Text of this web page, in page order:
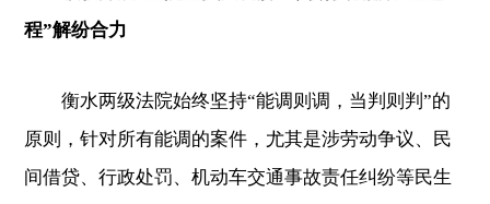
程”解纷合力
衡水两级法院始终坚持“能调则调，当判则判”的
原则，针对所有能调的案件，尤其是涉劳动争议、民
间借贷、行政处罚、机动车交通事故责任纠纷等民生